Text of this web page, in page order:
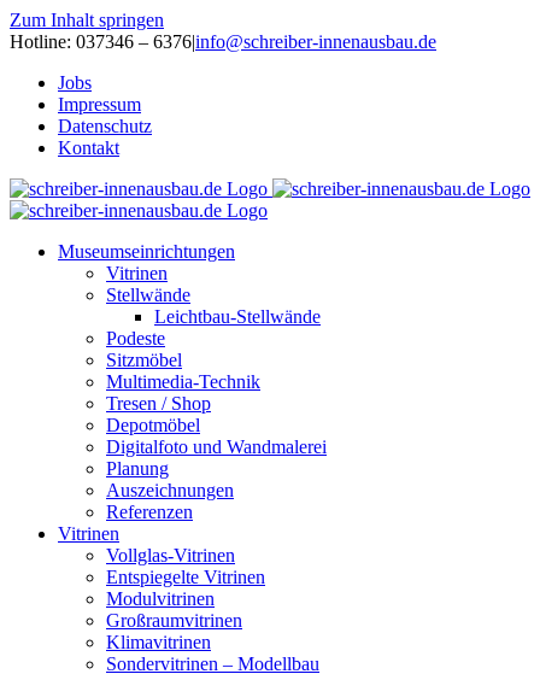
Zum Inhalt springen
Hotline: 037346 – 6376|info@schreiber-innenausbau.de
Jobs
Impressum
Datenschutz
Kontakt
Museumseinrichtungen
Vitrinen
Stellwände
Leichtbau-Stellwände
Podeste
Sitzmöbel
Multimedia-Technik
Tresen / Shop
Depotmöbel
Digitalfoto und Wandmalerei
Planung
Auszeichnungen
Referenzen
Vitrinen
Vollglas-Vitrinen
Entspiegelte Vitrinen
Modulvitrinen
Großraumvitrinen
Klimavitrinen
Sondervitrinen – Modellbau